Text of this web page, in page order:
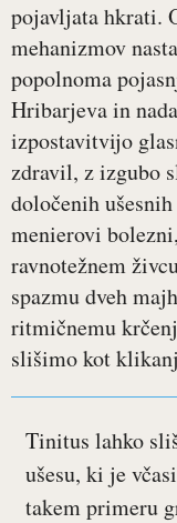
pojavljata hkrati.
mehanizmov
popolnoma
Hribarjeva in
izpostavitvijo
zdravil, z izgubo
določenih
menierovi
ravnotežnem
spazmu dveh
ritmičnemu
slišimo kot
Tinitus lahko
ušesu, ki je
takem primeru